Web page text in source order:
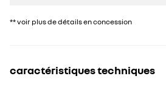
** voir plus de détails en concession
caractéristiques techniques